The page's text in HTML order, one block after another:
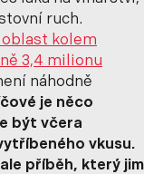
ruch.
oblast kolem
3,4 milionu
náhodně
je něco
být včera
vkusu.
příběh, který jim